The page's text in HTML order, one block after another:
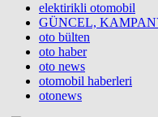
elektirikli otomobil
GÜNCEL,
oto bülten
oto haber
oto news
otomobil haberleri
otonews